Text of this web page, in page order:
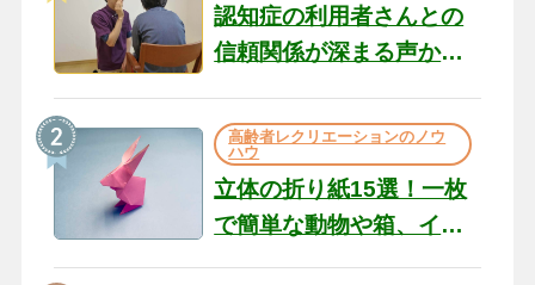
認知症の利用者さんとの
信頼関係が深まる声かけ
の現場から（22）
高齢者レクリエーションのノウ
ハウ
立体の折り紙15選！一枚
で簡単な動物や箱、イン
テリアになる作品まで